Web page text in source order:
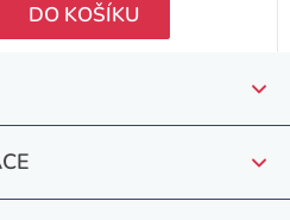
DO KOŠÍKU